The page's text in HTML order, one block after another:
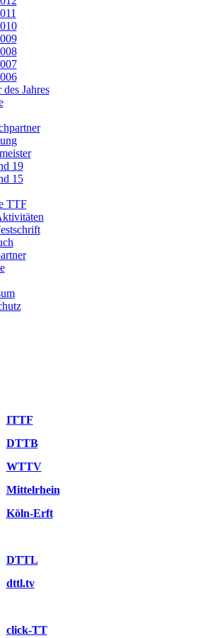
des Jahres
19
15
TTF
ITTF
DTTB
WTTV
Mittelrhein
Köln-Erft
DTTL
dttl.tv
click-TT